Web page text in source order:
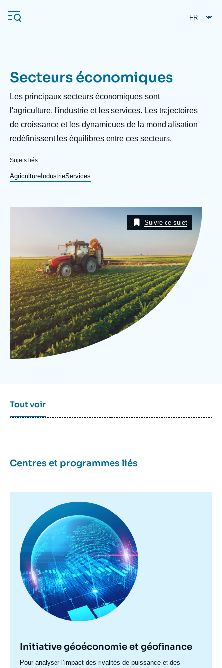
au
contenu
Navigation
principale
L'Ifri
Analyses
Événements
Se connecter
Nous soutenir
À propos de l'Ifri
L'Ifri en bref
Secteurs économiques
Description
Les principaux secteurs économiques sont
l'agriculture, l'industrie et les services. Les trajectoires
de croissance et les dynamiques de la mondialisation
redéfinissent les équilibres entre ces secteurs.
Sujets liés
Agriculture IndustrieServices
Suivre ce sujet
Tout voir
Centres et programmes liés
principale
Initiative géoéconomie et géofinance
Accroche
Pour analyser l’impact des rivalités de puissance et des